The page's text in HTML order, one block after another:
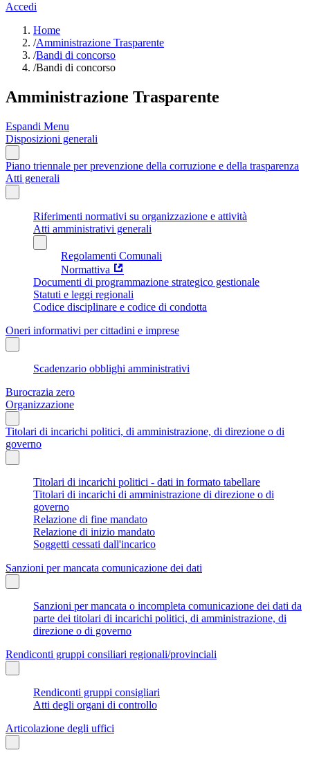
Accedi
Home
/Amministrazione Trasparente
/Bandi di concorso
/Bandi di concorso
Amministrazione Trasparente
Espandi Menu
Disposizioni generali
Piano triennale per prevenzione della corruzione e della trasparenza
Atti generali
Riferimenti normativi su organizzazione e attività
Atti amministrativi generali
Regolamenti Comunali
Normattiva
Documenti di programmazione strategico gestionale
Statuti e leggi regionali
Codice disciplinare e codice di condotta
Oneri informativi per cittadini e imprese
Scadenzario obblighi amministrativi
Burocrazia zero
Organizzazione
Titolari di incarichi politici, di amministrazione, di direzione o di
governo
Titolari di incarichi politici - dati in formato tabellare
Titolari di incarichi di amministrazione di direzione o di
governo
Relazione di fine mandato
Relazione di inizio mandato
Soggetti cessati dall'incarico
Sanzioni per mancata comunicazione dei dati
Sanzioni per mancata o incompleta comunicazione dei dati da
parte dei titolari di incarichi politici, di amministrazione, di
direzione o di governo
Rendiconti gruppi consiliari regionali/provinciali
Rendiconti gruppi consigliari
Atti degli organi di controllo
Articolazione degli uffici